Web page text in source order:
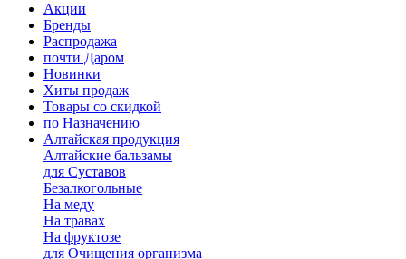
Акции
Бренды
Распродажа
почти Даром
Новинки
Хиты продаж
Товары со скидкой
по Назначению
Алтайская продукция
Алтайские бальзамы
для Суставов
Безалкогольные
На меду
На травах
На фруктозе
для Очищения организма